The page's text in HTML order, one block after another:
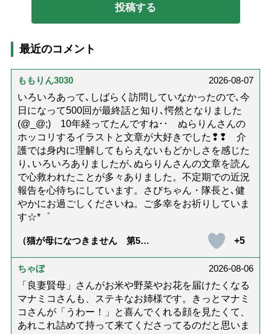
最近のコメント
ももりん3030
2026-08-07
いろいろあって､しばらく訪問していなかったので､今
日になって500回が最終話と知り､愕然となりました
(@_@;) 10年経ってたんですね･･ ぬらりんさんの
ホッコリするイラストと文章が大好きでした❢❢ 介
護では身内に理解してもらえないもどかしさを感じた
り､いろいろありましたが､ぬらりんさんの文章を読ん
で心救われたことが多々ありました。不定期での近況
報告を心待ちにしています。さびちゃん・隊長と､健
やかにお過ごしくださいね。ご多幸をお祈りしていま
す☆*゜
（猫が母になつきません 第500
+5
ちゃぼ
2026-08-06
「良妻賢母」さんがお米や野菜やお花を届けたくなる
マナミコさんも、ステキなお姉様です。きっとマナミ
コさんが「うわー！」と喜んでくれる顔を見たくて、
あれこれ詰めて持って来てくださってるのだと思いま